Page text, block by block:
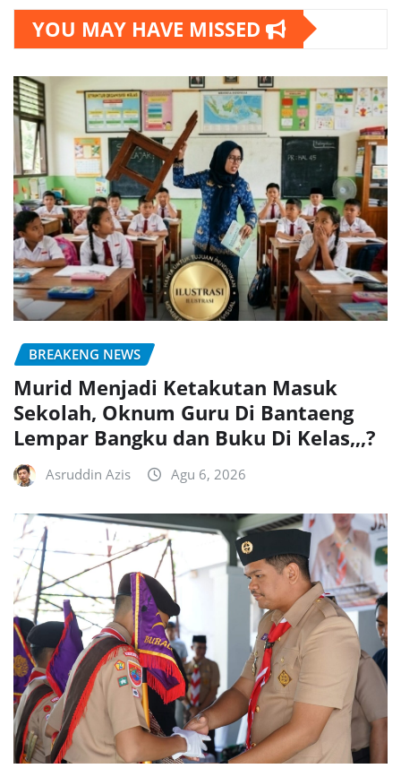
YOU MAY HAVE MISSED
BREAKENG NEWS
Murid Menjadi Ketakutan Masuk
Sekolah, Oknum Guru Di Bantaeng
Lempar Bangku dan Buku Di Kelas,,,?
Asruddin Azis Agu 6, 2026